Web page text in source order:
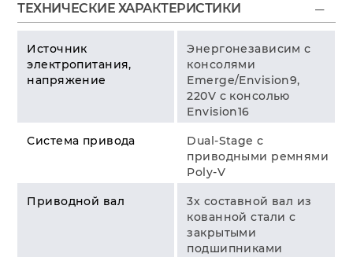
ТЕХНИЧЕСКИЕ ХАРАКТЕРИСТИКИ
Источник
электропитания,
напряжение
Энергонезависим с
консолями
Emerge/Envision9,
220V с консолью
Envision16
Система привода
Dual-Stage с
приводными ремнями
Poly-V
Приводной вал
3х составной вал из
кованной стали с
закрытыми
подшипниками